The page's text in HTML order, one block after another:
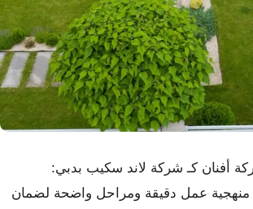
أفنان كـ شركة لاند سكيب بدبي:
منهجية عمل دقيقة ومراحل واضحة لضمان